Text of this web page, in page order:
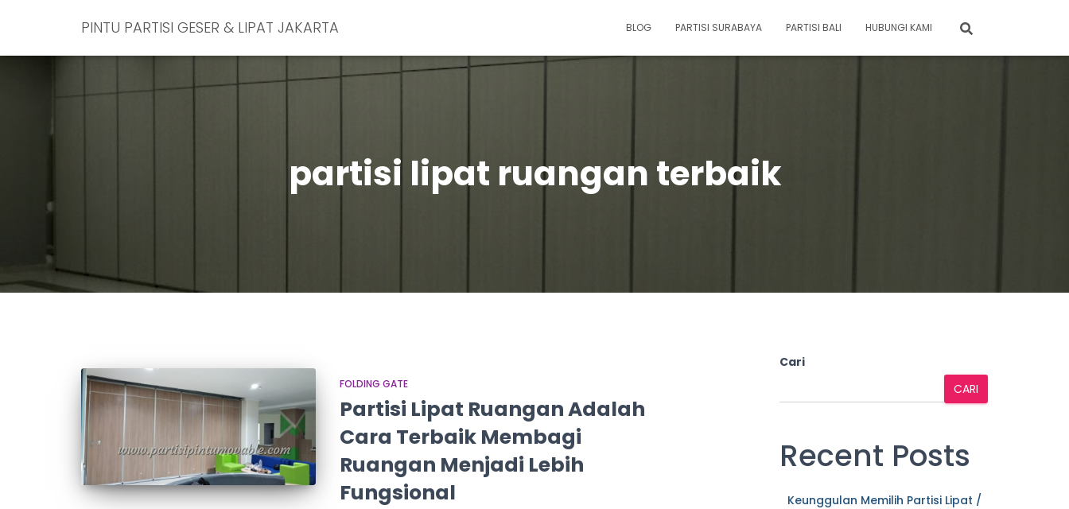
PINTU PARTISI GESER & LIPAT JAKARTA BLOG PARTISI SURABAYA PARTISI BALI HUBUNGI KAMI
partisi lipat ruangan terbaik
FOLDING GATE
Partisi Lipat Ruangan Adalah
Cara Terbaik Membagi
Ruangan Menjadi Lebih
Fungsional
Cari
CARI
Recent Posts
Keunggulan Memilih Partisi Lipat /